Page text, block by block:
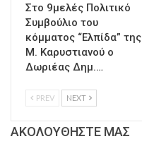
Στο 9μελές Πολιτικό
Συμβούλιο του
κόμματος “Ελπίδα” της
Μ. Καρυστιανού ο
Δωριέας Δημ.…
PREV NEXT
ΑΚΟΛΟΥΘΗΣΤΕ ΜΑΣ